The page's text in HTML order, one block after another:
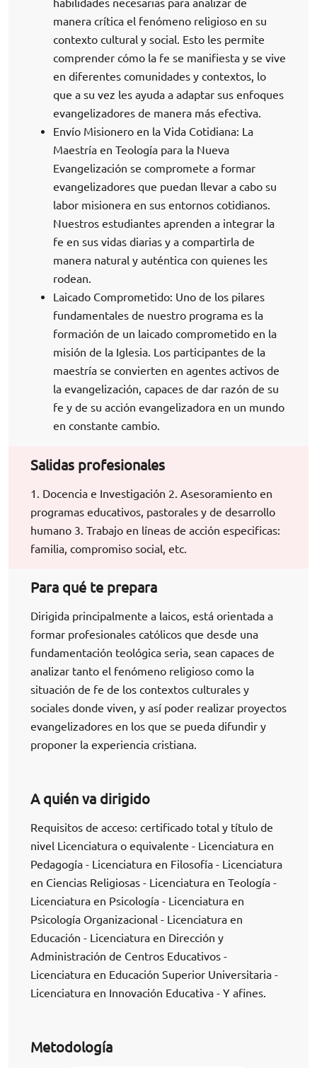
habilidades necesarias para analizar de
manera crítica el fenómeno religioso en su
contexto cultural y social. Esto les permite
comprender cómo la fe se manifiesta y se vive
en diferentes comunidades y contextos, lo
que a su vez les ayuda a adaptar sus enfoques
evangelizadores de manera más efectiva.
Envío Misionero en la Vida Cotidiana: La
Maestría en Teología para la Nueva
Evangelización se compromete a formar
evangelizadores que puedan llevar a cabo su
labor misionera en sus entornos cotidianos.
Nuestros estudiantes aprenden a integrar la
fe en sus vidas diarias y a compartirla de
manera natural y auténtica con quienes les
rodean.
Laicado Comprometido: Uno de los pilares
fundamentales de nuestro programa es la
formación de un laicado comprometido en la
misión de la Iglesia. Los participantes de la
maestría se convierten en agentes activos de
la evangelización, capaces de dar razón de su
fe y de su acción evangelizadora en un mundo
en constante cambio.
Salidas profesionales
1. Docencia e Investigación 2. Asesoramiento en
programas educativos, pastorales y de desarrollo
humano 3. Trabajo en líneas de acción especificas:
familia, compromiso social, etc.
Para qué te prepara
Dirigida principalmente a laicos, está orientada a
formar profesionales católicos que desde una
fundamentación teológica seria, sean capaces de
analizar tanto el fenómeno religioso como la
situación de fe de los contextos culturales y
sociales donde viven, y así poder realizar proyectos
evangelizadores en los que se pueda difundir y
proponer la experiencia cristiana.
A quién va dirigido
Requisitos de acceso: certificado total y título de
nivel Licenciatura o equivalente - Licenciatura en
Pedagogía - Licenciatura en Filosofía - Licenciatura
en Ciencias Religiosas - Licenciatura en Teología -
Licenciatura en Psicología - Licenciatura en
Psicología Organizacional - Licenciatura en
Educación - Licenciatura en Dirección y
Administración de Centros Educativos -
Licenciatura en Educación Superior Universitaria -
Licenciatura en Innovación Educativa - Y afines.
Metodología